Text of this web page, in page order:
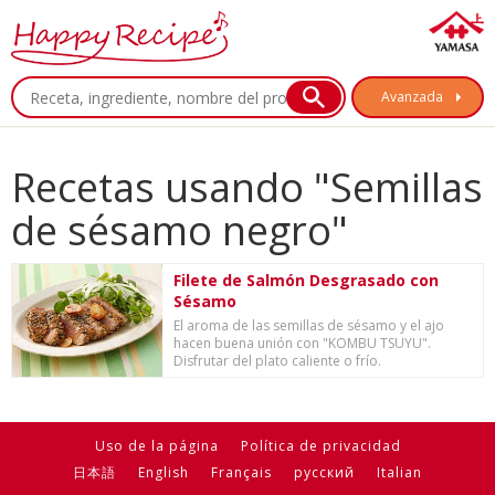
Avanzada
Recetas usando "Semillas
de sésamo negro"
Filete de Salmón Desgrasado con
Sésamo
El aroma de las semillas de sésamo y el ajo
hacen buena unión con "KOMBU TSUYU".
Disfrutar del plato caliente o frío.
Uso de la página
Política de privacidad
日本語
English Français русский Italian